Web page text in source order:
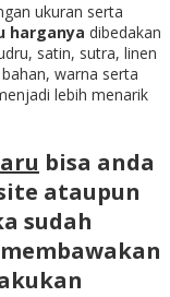
ukuran serta
harganya dibedakan
satin, sutra, linen
warna serta
lebih menarik
bisa anda
ataupun
sudah